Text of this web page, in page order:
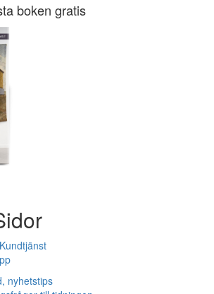
boken gratis
nyhetstips